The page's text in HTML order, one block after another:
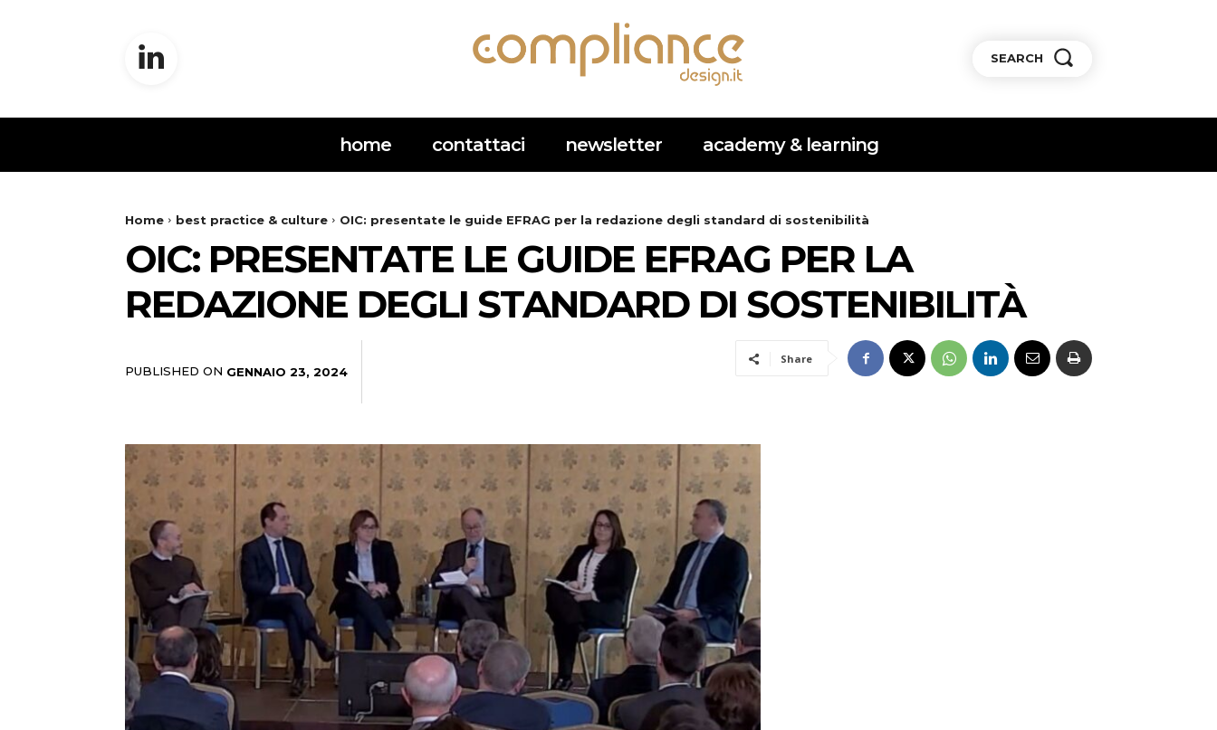
SEARCH
home contattaci newsletter academy & learning
Home best practice & culture OIC: presentate le guide EFRAG per la redazione degli standard di sostenibilità
OIC: PRESENTATE LE GUIDE EFRAG PER LA
REDAZIONE DEGLI STANDARD DI SOSTENIBILITÀ
PUBLISHED ON GENNAIO 23, 2024
Share